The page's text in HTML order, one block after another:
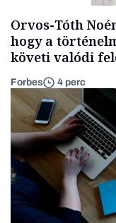
Orvos-Tóth
hogy a
követi valódi
Forbes 4 perc